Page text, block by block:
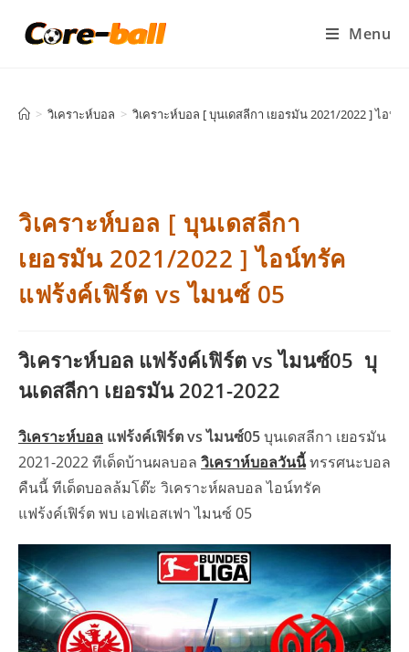
Menu
> วิเคราะห์บอล > วิเคราะห์บอล [ บุนเดสลีกา เยอรมัน 2021/2022 ] ไอน์
วิเคราะห์บอล [ บุนเดสลีกา
เยอรมัน 2021/2022 ] ไอน์ทรัค
แฟร้งค์เฟิร์ต vs ไมนซ์ 05
วิเคราะห์บอล แฟร้งค์เฟิร์ต vs ไมนซ์05 บุ
นเดสลีกา เยอรมัน 2021-2022
วิเคราะห์บอล แฟร้งค์เฟิร์ต vs ไมนซ์05บุนเดสลีกา เยอรมัน
2021-2022 ทีเด็ดบ้านผลบอล วิเคราห์บอลวันนี้ทรรศนะบอล
คืนนี้ ทีเด็ดบอลล้มโต๊ะ วิเคราะห์ผลบอล ไอน์ทรัค
แฟร้งค์เฟิร์ต พบ เอฟเอสเฟา ไมนซ์ 05